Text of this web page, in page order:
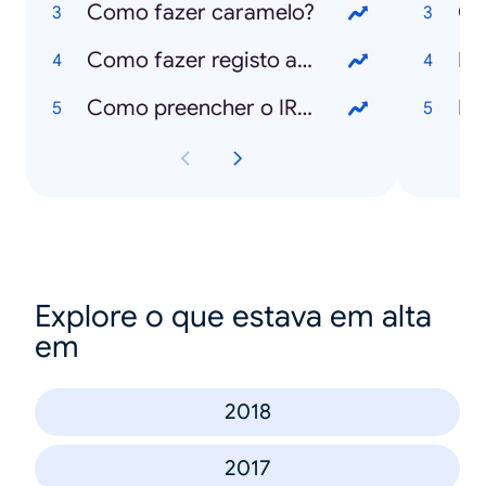
Como fazer caramelo?
Como fazer registo animal no SIAC?
Como preencher o IRS?
Explore o que estava em alta
em
2018
2017